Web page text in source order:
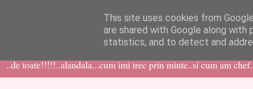
like ?...or not!
..de toate!!!!!..alandala...cum imi trec prin minte..si cum am
This site uses cookies from
are shared with Google along
statistics, and to detect and